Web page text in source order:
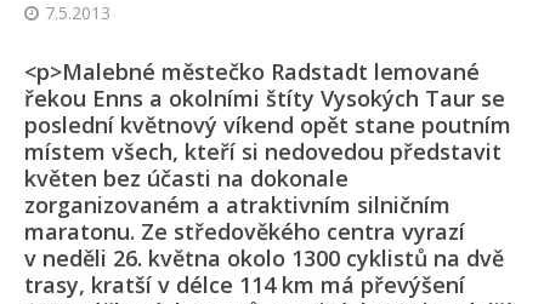
7.5.2013
<p>Malebné městečko Radstadt lemované
řekou Enns a okolními štíty Vysokých Taur se
poslední květnový víkend opět stane poutním
místem všech, kteří si nedovedou představit
květen bez účasti na dokonale
zorganizovaném a atraktivním silničním
maratonu. Ze středověkého centra vyrazí
v neděli 26. května okolo 1300 cyklistů na dvě
trasy, kratší v délce 114 km má převýšení